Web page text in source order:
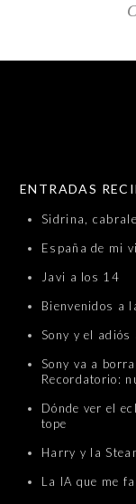
ENTRADAS
Sidrina,
España de mi
Javi a los 14
Bienvenidos a
Sony y el
Sony va a
Recordatorio:
Dónde ver el
tope
Harry y la
La IA que me